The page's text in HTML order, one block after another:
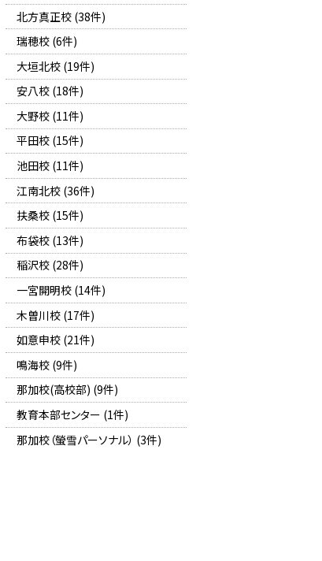
北方真正校 (38件)
瑞穂校 (6件)
大垣北校 (19件)
安八校 (18件)
大野校 (11件)
平田校 (15件)
池田校 (11件)
江南北校 (36件)
扶桑校 (15件)
布袋校 (13件)
稲沢校 (28件)
一宮開明校 (14件)
木曽川校 (17件)
如意申校 (21件)
鳴海校 (9件)
那加校(高校部) (9件)
教育本部センター (1件)
那加校（螢雪パーソナル） (3件)